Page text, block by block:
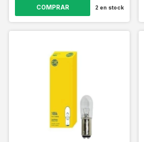
2 en stock